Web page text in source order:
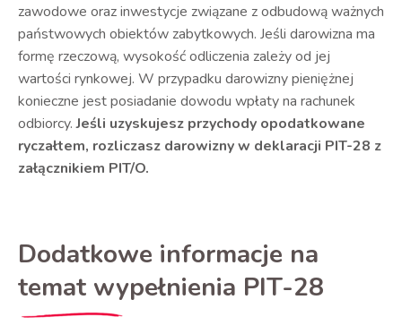
zawodowe oraz inwestycje związane z odbudową ważnych
państwowych obiektów zabytkowych. Jeśli darowizna ma
formę rzeczową, wysokość odliczenia zależy od jej
wartości rynkowej. W przypadku darowizny pieniężnej
konieczne jest posiadanie dowodu wpłaty na rachunek
odbiorcy.Jeśli uzyskujesz przychody opodatkowane
ryczałtem, rozliczasz darowizny w deklaracji PIT-28 z
załącznikiem PIT/O.
Dodatkowe informacje na
temat wypełnienia PIT-28